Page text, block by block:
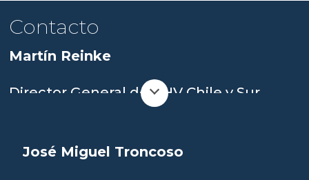
Contacto
Martín Reinke
Director General de AHV Chile y Sur
+56 981582542
José Miguel Troncoso